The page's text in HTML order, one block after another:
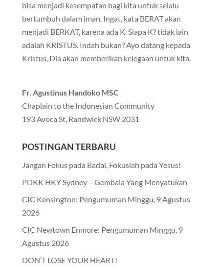
bisa menjadi kesempatan bagi kita untuk selalu
bertumbuh dalam iman. Ingat, kata BERAT akan
menjadi BERKAT, karena ada K. Siapa K? tidak lain
adalah KRISTUS. Indah bukan? Ayo datang kepada
Kristus, Dia akan memberikan kelegaan untuk kita.
Fr. Agustinus Handoko MSC
Chaplain to the Indonesian Community
193 Avoca St, Randwick NSW 2031
POSTINGAN TERBARU
Jangan Fokus pada Badai, Fokuslah pada Yesus!
PDKK HKY Sydney – Gembala Yang Menyatukan
CIC Kensington: Pengumuman Minggu, 9 Agustus
2026
CIC Newtown Enmore: Pengumuman Minggu, 9
Agustus 2026
DON’T LOSE YOUR HEART!